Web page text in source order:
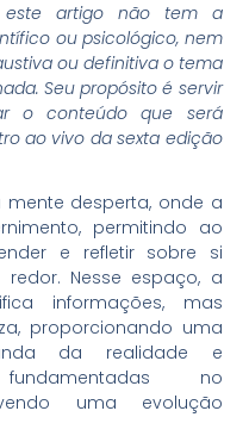
este artigo não tem a
ou psicológico, nem
ou definitiva o tema
Seu propósito é servir
o conteúdo que será
ao vivo da sexta edição
desperta, onde a
permitindo ao
e refletir sobre si
Nesse espaço, a
informações, mas
proporcionando uma
da realidade e
no
uma evolução